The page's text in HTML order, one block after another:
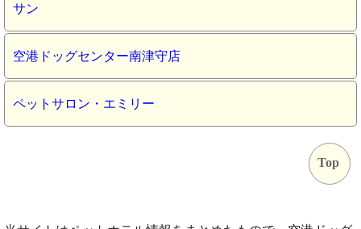
サン
空港ドッグセンター南津守店
ペットサロン・エミリー
Top